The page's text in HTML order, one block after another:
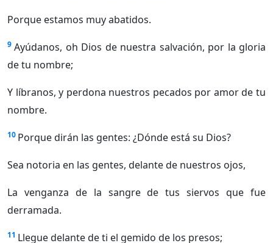
Porque estamos muy abatidos.
9 Ayúdanos, oh Dios de nuestra salvación, por la gloria
de tu nombre;
Y líbranos, y perdona nuestros pecados por amor de tu
nombre.
10 Porque dirán las gentes: ¿Dónde está su Dios?
Sea notoria en las gentes, delante de nuestros ojos,
La venganza de la sangre de tus siervos que fue
derramada.
11 Llegue delante de ti el gemido de los presos;